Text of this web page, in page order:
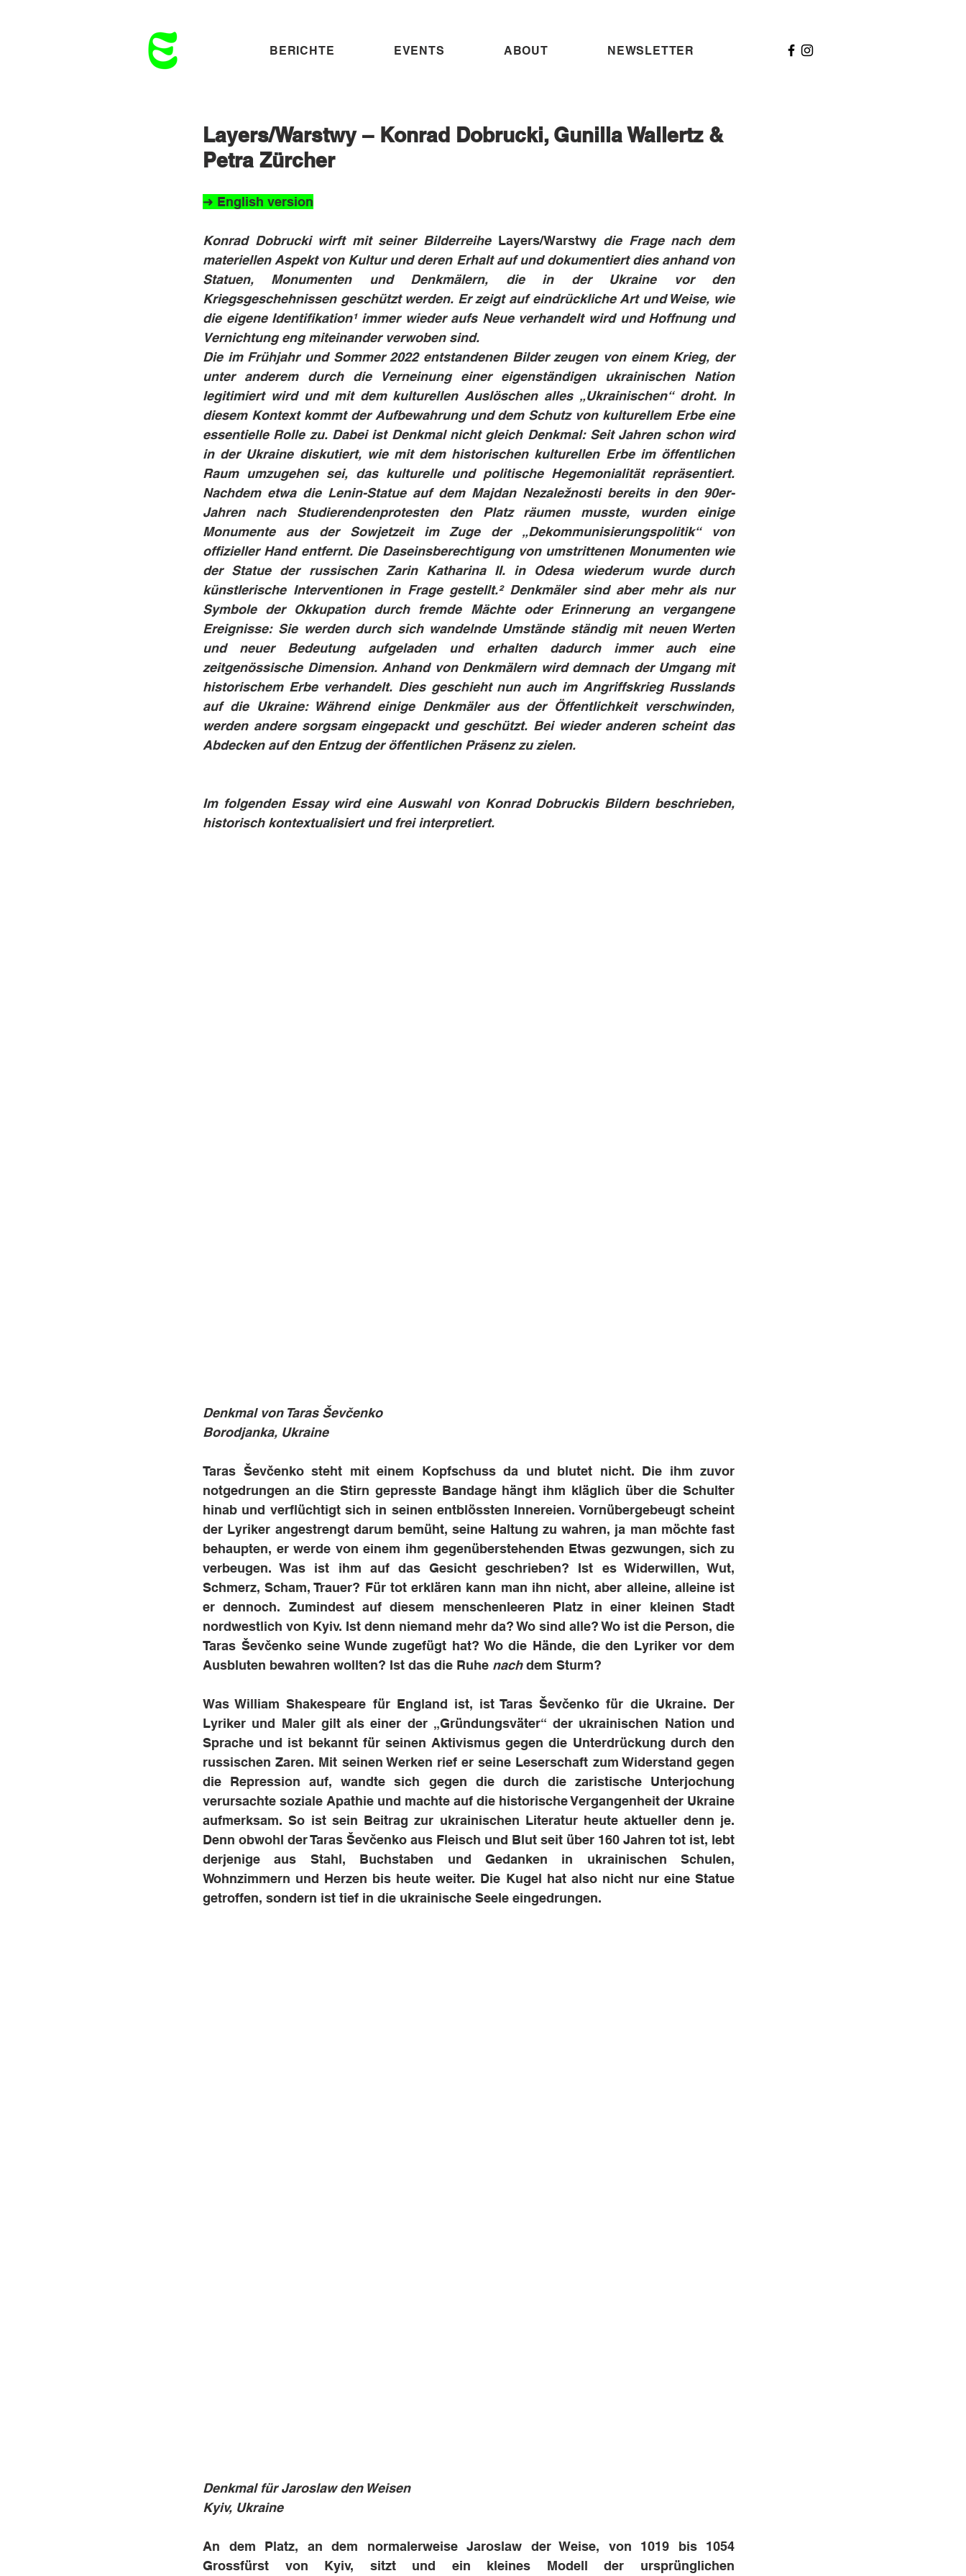
BERICHTE EVENTS ABOUT NEWSLETTER
Layers/Warstwy – Konrad Dobrucki, Gunilla Wallertz &
Petra Zürcher
➜ English version
Konrad Dobrucki wirft mit seiner Bilderreihe Layers/Warstwy die Frage nach dem
materiellen Aspekt von Kultur und deren Erhalt auf und dokumentiert dies anhand von
Statuen, Monumenten und Denkmälern, die in der Ukraine vor den
Kriegsgeschehnissen geschützt werden. Er zeigt auf eindrückliche Art und Weise, wie
die eigene Identifikation¹ immer wieder aufs Neue verhandelt wird und Hoffnung und
Vernichtung eng miteinander verwoben sind.
Die im Frühjahr und Sommer 2022 entstandenen Bilder zeugen von einem Krieg, der
unter anderem durch die Verneinung einer eigenständigen ukrainischen Nation
legitimiert wird und mit dem kulturellen Auslöschen alles „Ukrainischen“ droht. In
diesem Kontext kommt der Aufbewahrung und dem Schutz von kulturellem Erbe eine
essentielle Rolle zu. Dabei ist Denkmal nicht gleich Denkmal: Seit Jahren schon wird
in der Ukraine diskutiert, wie mit dem historischen kulturellen Erbe im öffentlichen
Raum umzugehen sei, das kulturelle und politische Hegemonialität repräsentiert.
Nachdem etwa die Lenin-Statue auf dem Majdan Nezaležnosti bereits in den 90er-
Jahren nach Studierendenprotesten den Platz räumen musste, wurden einige
Monumente aus der Sowjetzeit im Zuge der „Dekommunisierungspolitik“ von
offizieller Hand entfernt. Die Daseinsberechtigung von umstrittenen Monumenten wie
der Statue der russischen Zarin Katharina II. in Odesa wiederum wurde durch
künstlerische Interventionen in Frage gestellt.² Denkmäler sind aber mehr als nur
Symbole der Okkupation durch fremde Mächte oder Erinnerung an vergangene
Ereignisse: Sie werden durch sich wandelnde Umstände ständig mit neuen Werten
und neuer Bedeutung aufgeladen und erhalten dadurch immer auch eine
zeitgenössische Dimension. Anhand von Denkmälern wird demnach der Umgang mit
historischem Erbe verhandelt. Dies geschieht nun auch im Angriffskrieg Russlands
auf die Ukraine: Während einige Denkmäler aus der Öffentlichkeit verschwinden,
werden andere sorgsam eingepackt und geschützt. Bei wieder anderen scheint das
Abdecken auf den Entzug der öffentlichen Präsenz zu zielen.
Im folgenden Essay wird eine Auswahl von Konrad Dobruckis Bildern beschrieben,
historisch kontextualisiert und frei interpretiert.
Denkmal von Taras Ševčenko
Borodjanka, Ukraine
Taras Ševčenko steht mit einem Kopfschuss da und blutet nicht. Die ihm zuvor
notgedrungen an die Stirn gepresste Bandage hängt ihm kläglich über die Schulter
hinab und verflüchtigt sich in seinen entblössten Innereien. Vornübergebeugt scheint
der Lyriker angestrengt darum bemüht, seine Haltung zu wahren, ja man möchte fast
behaupten, er werde von einem ihm gegenüberstehenden Etwas gezwungen, sich zu
verbeugen. Was ist ihm auf das Gesicht geschrieben? Ist es Widerwillen, Wut,
Schmerz, Scham, Trauer? Für tot erklären kann man ihn nicht, aber alleine, alleine ist
er dennoch. Zumindest auf diesem menschenleeren Platz in einer kleinen Stadt
nordwestlich von Kyiv. Ist denn niemand mehr da? Wo sind alle? Wo ist die Person, die
Taras Ševčenko seine Wunde zugefügt hat? Wo die Hände, die den Lyriker vor dem
Ausbluten bewahren wollten? Ist das die Ruhe nach dem Sturm?
Was William Shakespeare für England ist, ist Taras Ševčenko für die Ukraine. Der
Lyriker und Maler gilt als einer der „Gründungsväter“ der ukrainischen Nation und
Sprache und ist bekannt für seinen Aktivismus gegen die Unterdrückung durch den
russischen Zaren. Mit seinen Werken rief er seine Leserschaft zum Widerstand gegen
die Repression auf, wandte sich gegen die durch die zaristische Unterjochung
verursachte soziale Apathie und machte auf die historische Vergangenheit der Ukraine
aufmerksam. So ist sein Beitrag zur ukrainischen Literatur heute aktueller denn je.
Denn obwohl der Taras Ševčenko aus Fleisch und Blut seit über 160 Jahren tot ist, lebt
derjenige aus Stahl, Buchstaben und Gedanken in ukrainischen Schulen,
Wohnzimmern und Herzen bis heute weiter. Die Kugel hat also nicht nur eine Statue
getroffen, sondern ist tief in die ukrainische Seele eingedrungen.
Denkmal für Jaroslaw den Weisen
Kyiv, Ukraine
An dem Platz, an dem normalerweise Jaroslaw der Weise, von 1019 bis 1054
Grossfürst von Kyiv, sitzt und ein kleines Modell der ursprünglichen